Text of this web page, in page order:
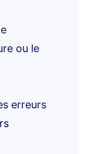
ou le
erreurs